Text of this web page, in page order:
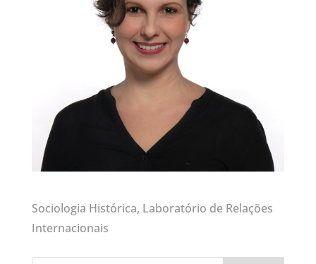
Sociologia Histórica, Laboratório de Relações
Internacionais